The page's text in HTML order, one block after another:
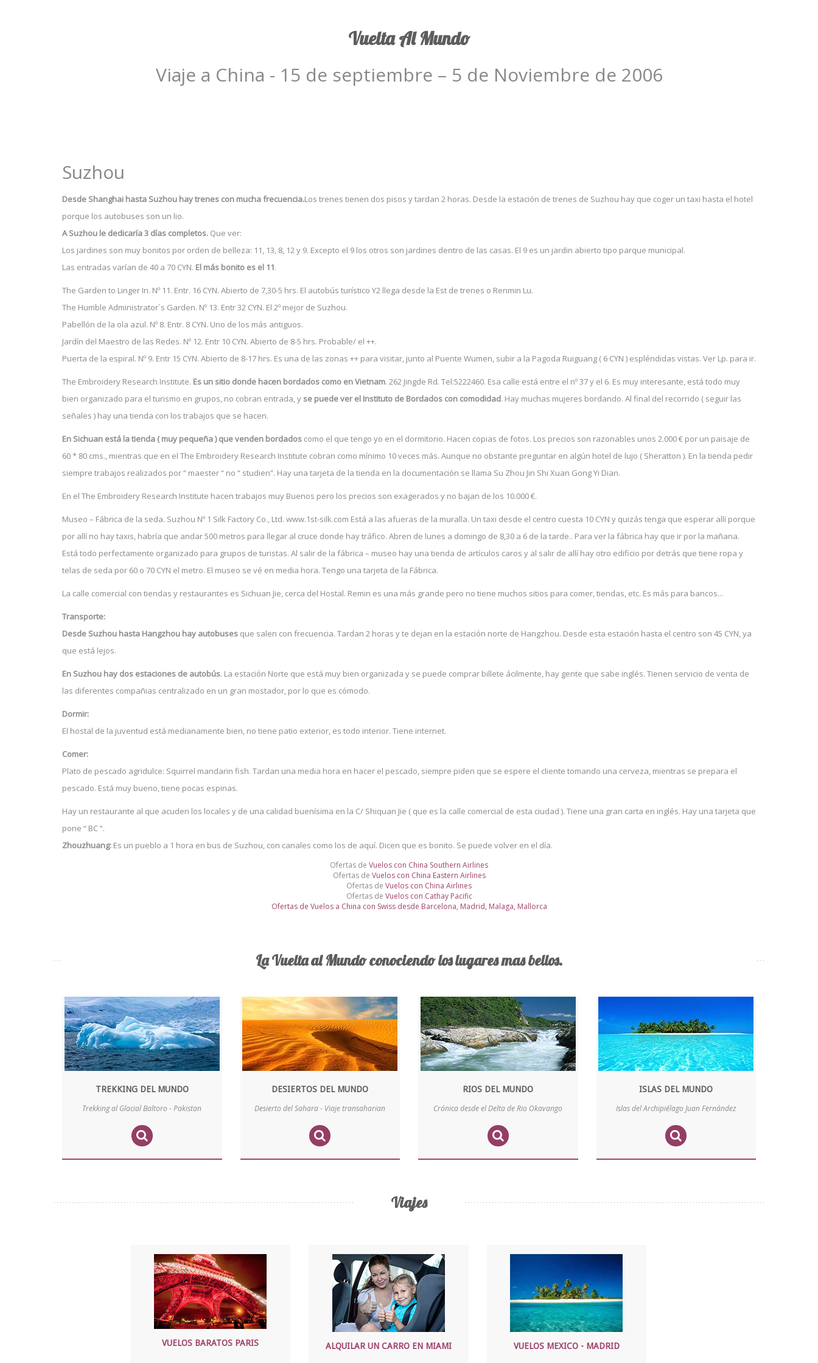
Vuelta Al Mundo
Viaje a China - 15 de septiembre – 5 de Noviembre de 2006
Suzhou
Desde Shanghai hasta Suzhou hay trenes con mucha frecuencia.Los trenes tienen dos pisos y tardan 2 horas. Desde la estación de trenes de Suzhou hay que coger un taxi hasta el hotel
porque los autobuses son un lio.
A Suzhou le dedicaría 3 días completos. Que ver:
Los jardines son muy bonitos por orden de belleza: 11, 13, 8, 12 y 9. Excepto el 9 los otros son jardines dentro de las casas. El 9 es un jardin abierto tipo parque municipal.
Las entradas varían de 40 a 70 CYN. El más bonito es el 11.
The Garden to Linger In. Nº 11. Entr. 16 CYN. Abierto de 7,30-5 hrs. El autobús turístico Y2 llega desde la Est de trenes o Renmin Lu.
The Humble Administrator´s Garden. Nº 13. Entr 32 CYN. El 2º mejor de Suzhou.
Pabellón de la ola azul. Nº 8. Entr. 8 CYN. Uno de los más antiguos.
Jardín del Maestro de las Redes. Nº 12. Entr 10 CYN. Abierto de 8-5 hrs. Probable/ el ++.
Puerta de la espiral. Nº 9. Entr 15 CYN. Abierto de 8-17 hrs. Es una de las zonas ++ para visitar, junto al Puente Wumen, subir a la Pagoda Ruiguang ( 6 CYN ) espléndidas vistas. Ver Lp. para ir.
The Embroidery Research Institute. Es un sitio donde hacen bordados como en Vietnam. 262 Jingde Rd. Tel:5222460. Esa calle está entre el nº 37 y el 6. Es muy interesante, está todo muy
bien organizado para el turismo en grupos, no cobran entrada, y se puede ver el Instituto de Bordados con comodidad. Hay muchas mujeres bordando. Al final del recorrido ( seguir las
señales ) hay una tienda con los trabajos que se hacen.
En Sichuan está la tienda ( muy pequeña ) que venden bordados como el que tengo yo en el dormitorio. Hacen copias de fotos. Los precios son razonables unos 2.000 € por un paisaje de
60 * 80 cms., mientras que en el The Embroidery Research Institute cobran como mínimo 10 veces más. Aunque no obstante preguntar en algún hotel de lujo ( Sheratton ). En la tienda pedir
siempre trabajos realizados por “ maester “ no “ studien”. Hay una tarjeta de la tienda en la documentación se llama Su Zhou Jin Shi Xuan Gong Yi Dian.
En el The Embroidery Research Institute hacen trabajos muy Buenos pero los precios son exagerados y no bajan de los 10.000 €.
Museo – Fábrica de la seda. Suzhou Nº 1 Silk Factory Co., Ltd. www.1st-silk.com Está a las afueras de la muralla. Un taxi desde el centro cuesta 10 CYN y quizás tenga que esperar allí porque
por allí no hay taxis, habría que andar 500 metros para llegar al cruce donde hay tráfico. Abren de lunes a domingo de 8,30 a 6 de la tarde.. Para ver la fábrica hay que ir por la mañana.
Está todo perfectamente organizado para grupos de turistas. Al salir de la fábrica – museo hay una tienda de artículos caros y al salir de allí hay otro edificio por detrás que tiene ropa y
telas de seda por 60 o 70 CYN el metro. El museo se vé en media hora. Tengo una tarjeta de la Fábrica.
La calle comercial con tiendas y restaurantes es Sichuan Jie, cerca del Hostal. Remin es una más grande pero no tiene muchos sitios para comer, tiendas, etc. Es más para bancos...
Transporte:
Desde Suzhou hasta Hangzhou hay autobuses que salen con frecuencia. Tardan 2 horas y te dejan en la estación norte de Hangzhou. Desde esta estación hasta el centro son 45 CYN, ya
que está lejos.
En Suzhou hay dos estaciones de autobús. La estación Norte que está muy bien organizada y se puede comprar billete ácilmente, hay gente que sabe inglés. Tienen servicio de venta de
las diferentes compañias centralizado en un gran mostador, por lo que es cómodo.
Dormir:
El hostal de la juventud está medianamente bien, no tiene patio exterior, es todo interior. Tiene internet.
Comer:
Plato de pescado agridulce: Squirrel mandarin fish. Tardan una media hora en hacer el pescado, siempre piden que se espere el cliente tomando una cerveza, mientras se prepara el
pescado. Está muy bueno, tiene pocas espinas.
Hay un restaurante al que acuden los locales y de una calidad buenísima en la C/ Shiquan Jie ( que es la calle comercial de esta ciudad ). Tiene una gran carta en inglés. Hay una tarjeta que
pone “ BC “.
Zhouzhuang: Es un pueblo a 1 hora en bus de Suzhou, con canales como los de aquí. Dicen que es bonito. Se puede volver en el día.
Ofertas de Vuelos con China Southern Airlines
Ofertas de Vuelos con China Eastern Airlines
Ofertas de Vuelos con China Airlines
Ofertas de Vuelos con Cathay Pacific
Ofertas de Vuelos a China con Swiss desde Barcelona, Madrid, Malaga, Mallorca
La Vuelta al Mundo conociendo los lugares mas bellos.
TREKKING DEL MUNDO
Trekking al Glacial Baltoro - Pakistan
DESIERTOS DEL MUNDO
Desierto del Sahara - Viaje transaharian
RIOS DEL MUNDO
Crónica desde el Delta de Rio Okavango
ISLAS DEL MUNDO
Islas del Archipiélago Juan Fernández
Viajes
VUELOS BARATOS PARIS ALQUILAR UN CARRO EN MIAMI VUELOS MEXICO - MADRID